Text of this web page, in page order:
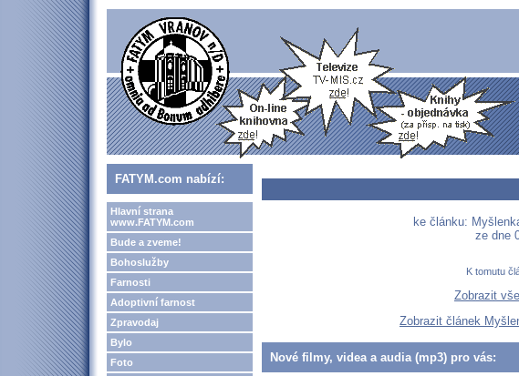
FATYM.com nabízí:
Hlavní strana
www.FATYM.com
Bude a zveme!
Bohoslužby
Farnosti
Adoptivní farnost
Zpravodaj
Bylo
Foto
ke článku:
ze dne
K tomutu
Zobrazit
Zobrazit článek
Nové filmy, videa a audia (mp3) pro vás: